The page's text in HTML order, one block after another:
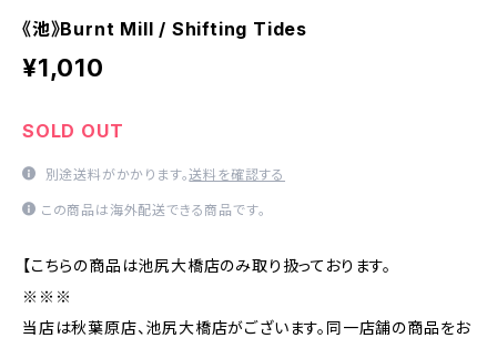
《池》Burnt Mill / Shifting Tides
¥1,010
SOLD OUT
別途送料がかかります。送料を確認する
この商品は海外配送できる商品です。
【こちらの商品は池尻大橋店のみ取り扱っております。
※※※
当店は秋葉原店、池尻大橋店がございます。同一店舗の商品をお